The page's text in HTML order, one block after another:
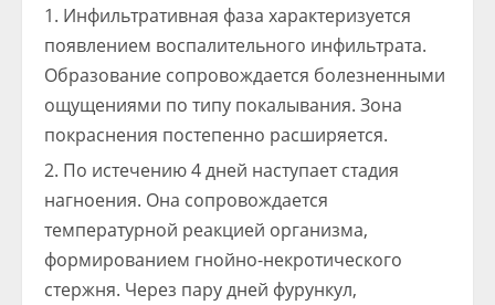
Инфильтративная фаза характеризуется
появлением воспалительного инфильтрата.
Образование сопровождается болезненными
ощущениями по типу покалывания. Зона
покраснения постепенно расширяется.
По истечению 4 дней наступает стадия
нагноения. Она сопровождается
температурной реакцией организма,
формированием гнойно-некротического
стержня. Через пару дней фурункул,